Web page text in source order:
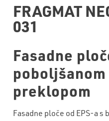
FRAGMAT
031
Fasadne
preklopom
Fasadne ploče od EPS-a s